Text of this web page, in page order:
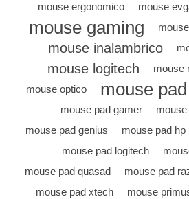
mouse ergonomico
mouse
mouse gaming
mouse inalambrico
mouse logitech
mouse
mouse optico
mouse pad
mouse pad gamer
mouse pad genius
mouse pad hp
mouse pad logitech
mouse pad quasad
mouse pad
mouse pad xtech
mouse